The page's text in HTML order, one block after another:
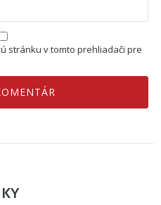
stránku v tomto prehliadači pre